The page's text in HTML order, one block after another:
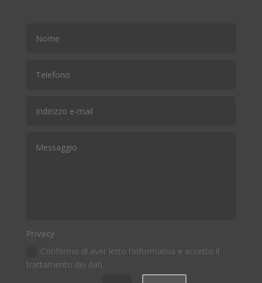
Privacy
Confermo di aver letto l'informativa e accetto il
trattamento dei dati.